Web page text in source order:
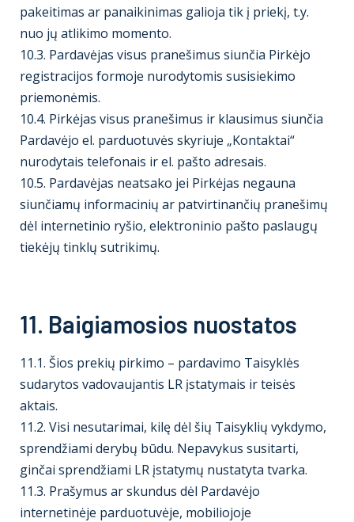
pakeitimas ar panaikinimas galioja tik į priekį, t.y.
nuo jų atlikimo momento.
10.3. Pardavėjas visus pranešimus siunčia Pirkėjo
registracijos formoje nurodytomis susisiekimo
priemonėmis.
10.4. Pirkėjas visus pranešimus ir klausimus siunčia
Pardavėjo el. parduotuvės skyriuje „Kontaktai“
nurodytais telefonais ir el. pašto adresais.
10.5. Pardavėjas neatsako jei Pirkėjas negauna
siunčiamų informacinių ar patvirtinančių pranešimų
dėl internetinio ryšio, elektroninio pašto paslaugų
tiekėjų tinklų sutrikimų.
11. Baigiamosios nuostatos
11.1. Šios prekių pirkimo – pardavimo Taisyklės
sudarytos vadovaujantis LR įstatymais ir teisės
aktais.
11.2. Visi nesutarimai, kilę dėl šių Taisyklių vykdymo,
sprendžiami derybų būdu. Nepavykus susitarti,
ginčai sprendžiami LR įstatymų nustatyta tvarka.
11.3. Prašymus ar skundus dėl Pardavėjo
internetinėje parduotuvėje, mobiliojoje